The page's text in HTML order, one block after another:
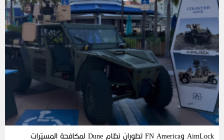
AimLock وFN America تطوران نظام Dune لمكافحة المسيّرات